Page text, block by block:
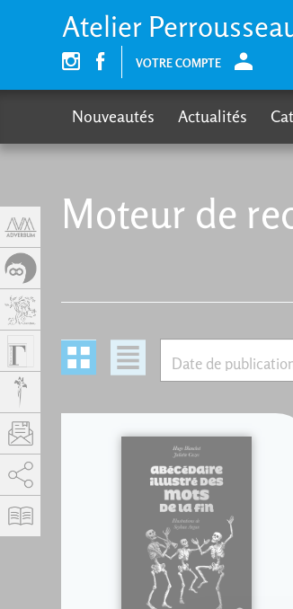
Moteur de
Atelier
VOTRE COMPTE
Nouveautés Actualités
Autoriser
Panneau de gestion des cookies